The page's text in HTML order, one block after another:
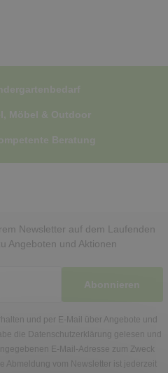
Möbel & Outdoor
Beratung
Newsletter auf dem Laufenden
Angeboten und Aktionen
Abonnieren
und per E-Mail über Angebote und
die Datenschutzerklärung gelesen und
E-Mail-Adresse zum Zweck
Abmeldung vom Newsletter ist jederzeit